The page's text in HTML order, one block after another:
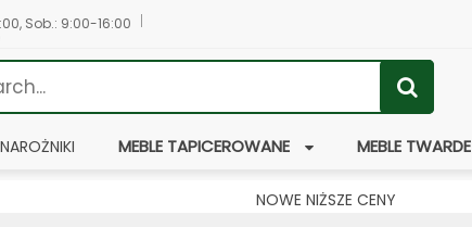
Sob.: 9:00-16:00
NAROŻNIKI MEBLE TAPICEROWANE MEBLE TWARDE
NOWE NIŻSZE CENY